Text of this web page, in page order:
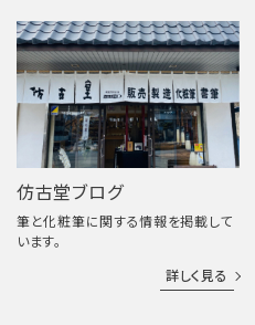
仿古堂ブログ
筆と化粧筆に関する情報を掲載して
います。
詳しく見る